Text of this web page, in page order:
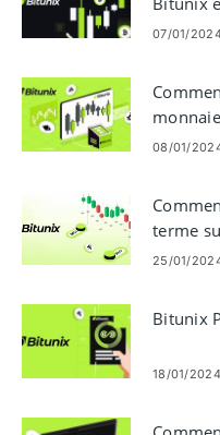
par
07/01/
08/01/
terme
25/01/
Bitunix
18/01/2024